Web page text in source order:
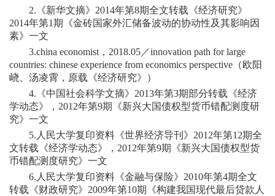
2.《新华文摘》2014年第8期全文转载《经济研究》
2014年第1期《金砖国家外汇储备波动的协动性及其影响因
素》一文
3.china economist，2018.05／innovation path for large
countries: chinese experience from economics perspective（欧阳
峣、汤凌霄，原载《经济研究》）
4.《中国社会科学文摘》2013年第3期部分转载《经济
学动态》，2012年第9期《新兴大国债权型货币错配测度研
究》一文
5.人民大学复印资料《世界经济导刊》2012年第12期全
文转载《经济学动态》，2012年第9期《新兴大国债权型货
币错配测度研究》一文
6.人民大学复印资料《金融与保险》2010年第4期全文
转载《财政研究》2009年第10期《构建我国现代最后贷款人